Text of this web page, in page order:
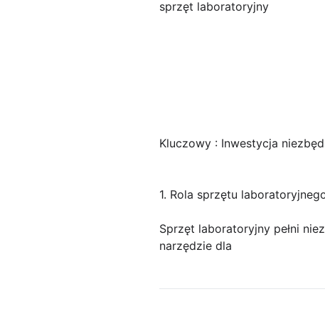
sprzęt laboratoryjny
Kluczowy : Inwestycja
1. Rola sprzętu
Sprzęt laboratoryjny pełni
narzędzie dla